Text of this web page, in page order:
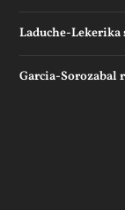
Laduche-Lekerika
Garcia-Sorozabal